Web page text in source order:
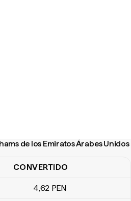
de los Emiratos Árabes Unidos
de los Emiratos Árabes Unidos
CONVERTIDO
4,62 PEN